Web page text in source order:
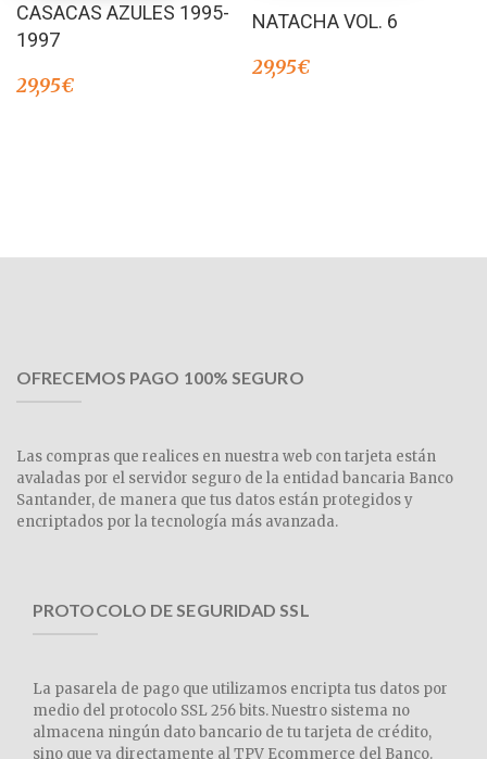
CASACAS AZULES 1995-
1997
29,95€
5.00
de 5
NATACHA VOL. 6
29,95€
OFRECEMOS PAGO 100% SEGURO
Las compras que realices en nuestra web con tarjeta están
avaladas por el servidor seguro de la entidad bancaria Banco
Santander, de manera que tus datos están protegidos y
encriptados por la tecnología más avanzada.
PROTOCOLO DE SEGURIDAD SSL
La pasarela de pago que utilizamos encripta tus datos por
medio del protocolo SSL 256 bits. Nuestro sistema no
almacena ningún dato bancario de tu tarjeta de crédito,
sino que va directamente al TPV Ecommerce del Banco.